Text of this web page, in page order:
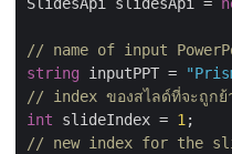
// name of input
string inputPPT =
// index ของสไลด์ที่จะถูกย้
int slideIndex = 1
// new index for the